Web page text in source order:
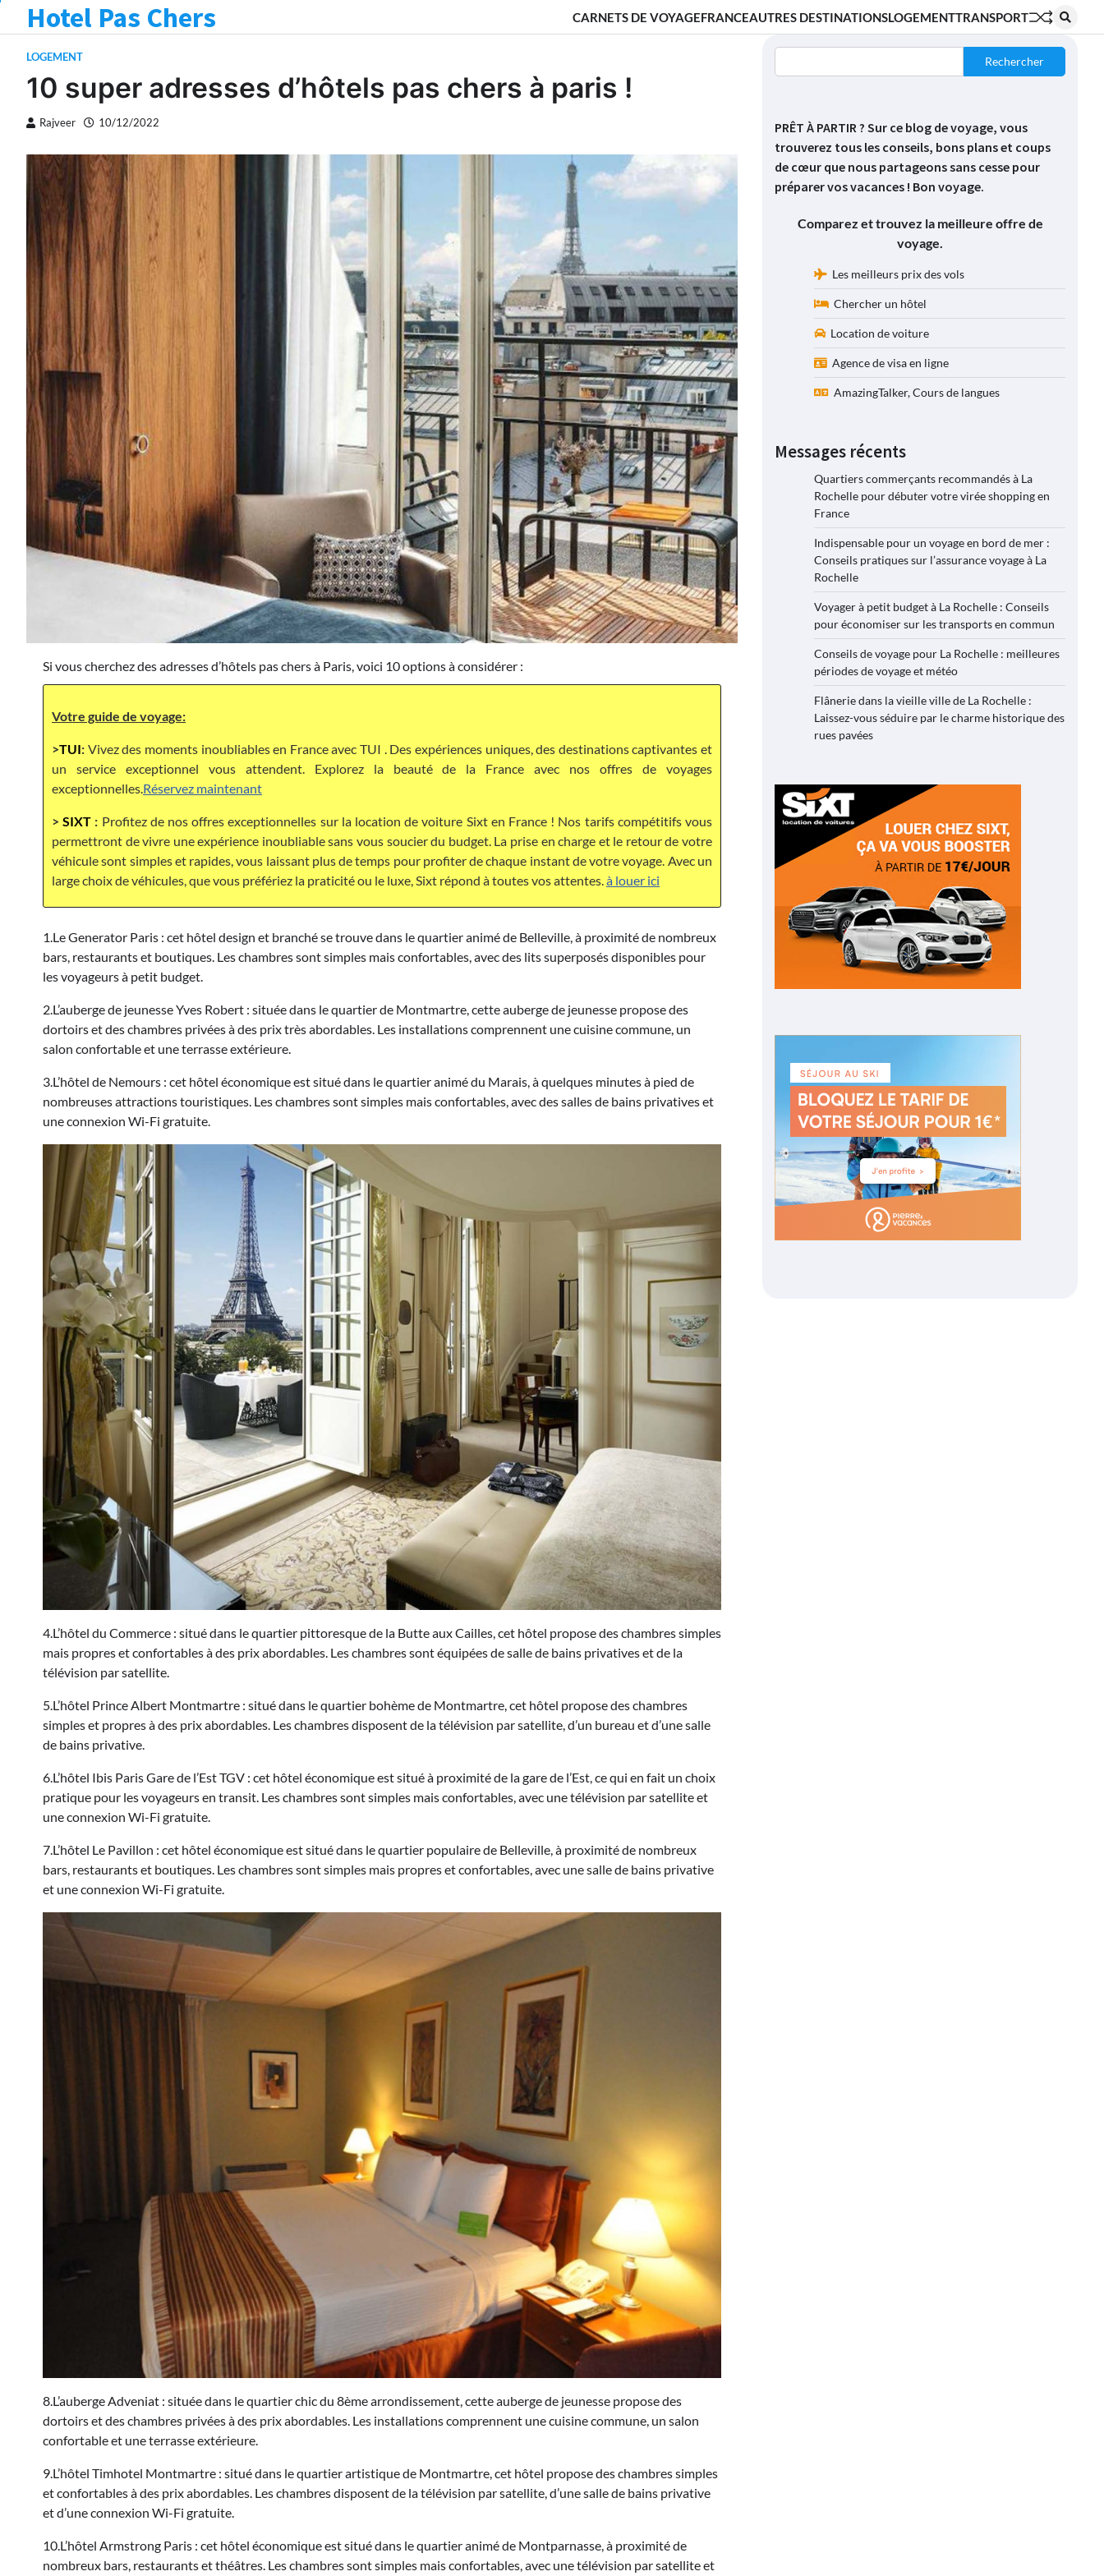
Hotel Pas Chers CARNETS DE VOYAGEFRANCEAUTRES DESTINATIONSLOGEMENTTRANSPORT
LOGEMENT
10 super adresses d’hôtels pas chers à paris !
Rajveer 10/12/2022
Si vous cherchez des adresses d’hôtels pas chers à Paris, voici 10 options à considérer :
Votre guide de voyage:
>TUI: Vivez des moments inoubliables en France avec TUI . Des expériences uniques, des destinations captivantes et
un service exceptionnel vous attendent. Explorez la beauté de la France avec nos offres de voyages
exceptionnelles. Réservez maintenant
>SIXT : Profitez de nos offres exceptionnelles sur la location de voiture Sixt en France ! Nos tarifs compétitifs vous
permettront de vivre une expérience inoubliable sans vous soucier du budget. La prise en charge et le retour de votre
véhicule sont simples et rapides, vous laissant plus de temps pour profiter de chaque instant de votre voyage. Avec un
large choix de véhicules, que vous préfériez la praticité ou le luxe, Sixt répond à toutes vos attentes. à louer ici
1.Le Generator Paris : cet hôtel design et branché se trouve dans le quartier animé de Belleville, à proximité de nombreux
bars, restaurants et boutiques. Les chambres sont simples mais confortables, avec des lits superposés disponibles pour
les voyageurs à petit budget.
2.L’auberge de jeunesse Yves Robert : située dans le quartier de Montmartre, cette auberge de jeunesse propose des
dortoirs et des chambres privées à des prix très abordables. Les installations comprennent une cuisine commune, un
salon confortable et une terrasse extérieure.
3.L’hôtel de Nemours : cet hôtel économique est situé dans le quartier animé du Marais, à quelques minutes à pied de
nombreuses attractions touristiques. Les chambres sont simples mais confortables, avec des salles de bains privatives et
une connexion Wi-Fi gratuite.
4.L’hôtel du Commerce : situé dans le quartier pittoresque de la Butte aux Cailles, cet hôtel propose des chambres simples
mais propres et confortables à des prix abordables. Les chambres sont équipées de salle de bains privatives et de la
télévision par satellite.
5.L’hôtel Prince Albert Montmartre : situé dans le quartier bohème de Montmartre, cet hôtel propose des chambres
simples et propres à des prix abordables. Les chambres disposent de la télévision par satellite, d’un bureau et d’une salle
de bains privative.
6.L’hôtel Ibis Paris Gare de l’Est TGV : cet hôtel économique est situé à proximité de la gare de l’Est, ce qui en fait un choix
pratique pour les voyageurs en transit. Les chambres sont simples mais confortables, avec une télévision par satellite et
une connexion Wi-Fi gratuite.
7.L’hôtel Le Pavillon : cet hôtel économique est situé dans le quartier populaire de Belleville, à proximité de nombreux
bars, restaurants et boutiques. Les chambres sont simples mais propres et confortables, avec une salle de bains privative
et une connexion Wi-Fi gratuite.
8.L’auberge Adveniat : située dans le quartier chic du 8ème arrondissement, cette auberge de jeunesse propose des
dortoirs et des chambres privées à des prix abordables. Les installations comprennent une cuisine commune, un salon
confortable et une terrasse extérieure.
9.L’hôtel Timhotel Montmartre : situé dans le quartier artistique de Montmartre, cet hôtel propose des chambres simples
et confortables à des prix abordables. Les chambres disposent de la télévision par satellite, d’une salle de bains privative
et d’une connexion Wi-Fi gratuite.
10.L’hôtel Armstrong Paris : cet hôtel économique est situé dans le quartier animé de Montparnasse, à proximité de
nombreux bars, restaurants et théâtres. Les chambres sont simples mais confortables, avec une télévision par satellite et
Rechercher
PRÊT À PARTIR ? Sur ce blog de voyage, vous
trouverez tous les conseils, bons plans et coups
de cœur que nous partageons sans cesse pour
préparer vos vacances ! Bon voyage.
Comparez et trouvez la meilleure offre de
voyage.
Les meilleurs prix des vols
Chercher un hôtel
Location de voiture
Agence de visa en ligne
AmazingTalker, Cours de langues
Messages récents
Quartiers commerçants recommandés à La
Rochelle pour débuter votre virée shopping en
France
Indispensable pour un voyage en bord de mer :
Conseils pratiques sur l’assurance voyage à La
Rochelle
Voyager à petit budget à La Rochelle : Conseils
pour économiser sur les transports en commun
Conseils de voyage pour La Rochelle : meilleures
périodes de voyage et météo
Flânerie dans la vieille ville de La Rochelle :
Laissez-vous séduire par le charme historique des
rues pavées